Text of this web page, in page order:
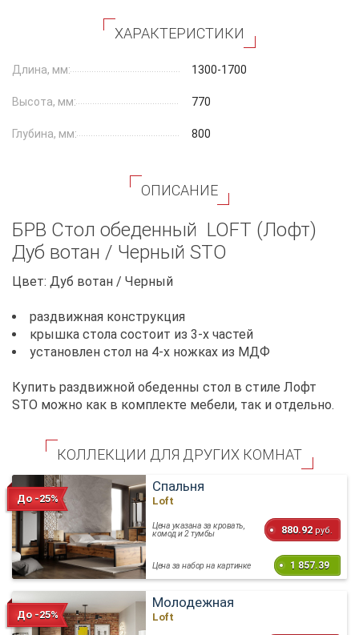
ХАРАКТЕРИСТИКИ
Длина, мм: 1300-1700
Высота, мм: 770
Глубина, мм: 800
ОПИСАНИЕ
БРВ Стол обеденный LOFT (Лофт)
Дуб вотан / Черный STO
Цвет: Дуб вотан / Черный
раздвижная конструкция
крышка стола состоит из 3-х частей
установлен стол на 4-х ножках из МДФ
Купить раздвижной обеденны стол в стиле Лофт
STO можно как в комплекте мебели, так и отдельно.
КОЛЛЕКЦИИ ДЛЯ ДРУГИХ КОМНАТ
До -25%
Спальня
Loft
Цена указана за кровать,
комод и 2 тумбы 880.92 руб.
Цена за набор на картинке 1 857.39
До -25%
Молодежная
Loft